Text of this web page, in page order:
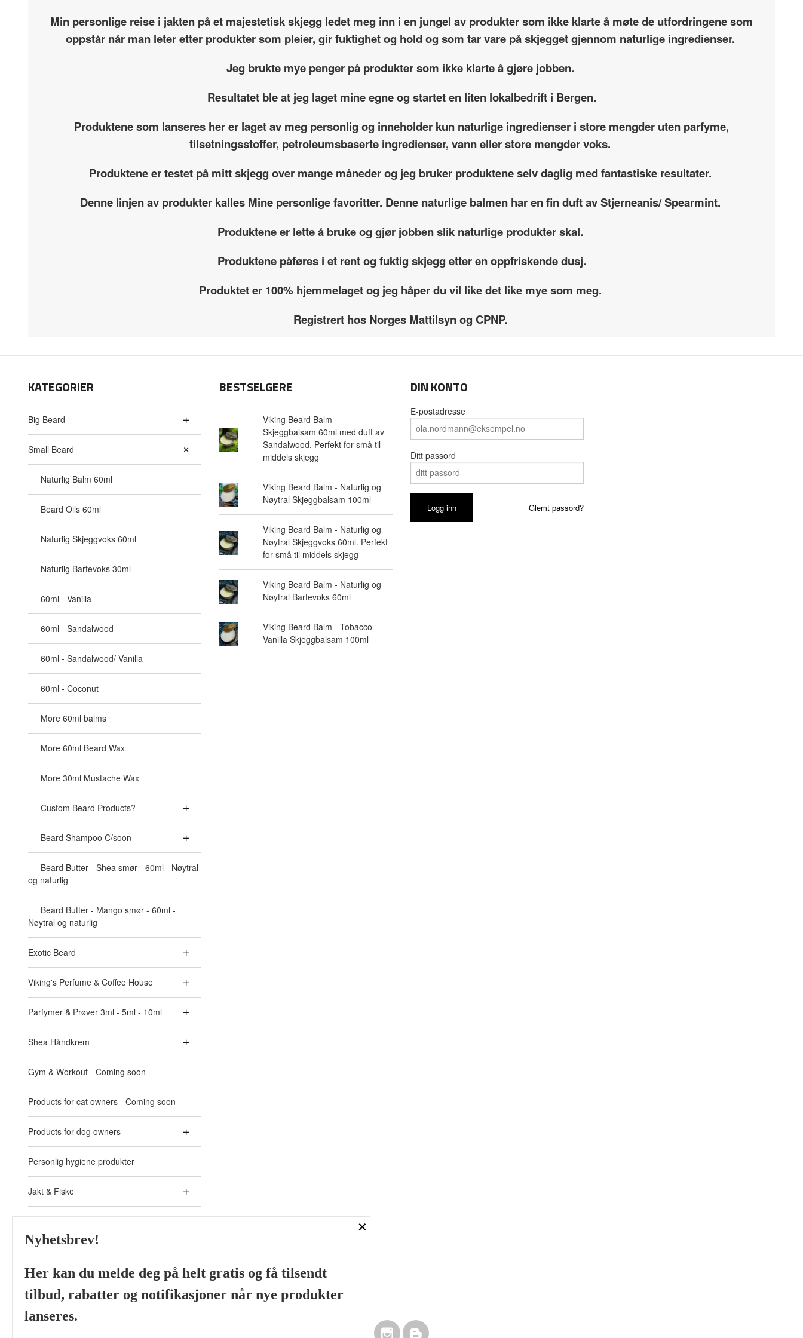
Min personlige reise i jakten på et majestetisk skjegg ledet meg inn i en jungel av produkter som ikke klarte å møte de utfordringene som
oppstår når man leter etter produkter som pleier, gir fuktighet og hold og som tar vare på skjegget gjennom naturlige ingredienser.
Jeg brukte mye penger på produkter som ikke klarte å gjøre jobben.
Resultatet ble at jeg laget mine egne og startet en liten lokalbedrift i Bergen.
Produktene som lanseres her er laget av meg personlig og inneholder kun naturlige ingredienser i store mengder uten parfyme,
tilsetningsstoffer, petroleumsbaserte ingredienser, vann eller store mengder voks.
Produktene er testet på mitt skjegg over mange måneder og jeg bruker produktene selv daglig med fantastiske resultater.
Denne linjen av produkter kalles Mine personlige favoritter. Denne naturlige balmen har en fin duft av Stjerneanis/ Spearmint.
Produktene er lette å bruke og gjør jobben slik naturlige produkter skal.
Produktene påføres i et rent og fuktig skjegg etter en oppfriskende dusj.
Produktet er 100% hjemmelaget og jeg håper du vil like det like mye som meg.
Registrert hos Norges Mattilsyn og CPNP.
KATEGORIER
Big Beard
Small Beard
Naturlig Balm 60ml
Beard Oils 60ml
Naturlig Skjeggvoks 60ml
Naturlig Bartevoks 30ml
60ml - Vanilla
60ml - Sandalwood
60ml - Sandalwood/ Vanilla
60ml - Coconut
More 60ml balms
More 60ml Beard Wax
More 30ml Mustache Wax
Custom Beard Products?
Beard Shampoo C/soon
Beard Butter - Shea smør - 60ml - Nøytral
og naturlig
Beard Butter - Mango smør - 60ml -
Nøytral og naturlig
Exotic Beard
Viking's Perfume & Coffee House
Parfymer & Prøver 3ml - 5ml - 10ml
Shea Håndkrem
Gym & Workout - Coming soon
Products for cat owners - Coming soon
Products for dog owners
Personlig hygiene produkter
Jakt & Fiske
Akvaristikk - Aquarium
Skjeggprodukter fra ulike
BESTSELGERE
Viking Beard Balm -
Skjeggbalsam 60ml med duft av
Sandalwood. Perfekt for små til
middels skjegg
Viking Beard Balm - Naturlig og
Nøytral Skjeggbalsam 100ml
Viking Beard Balm - Naturlig og
Nøytral Skjeggvoks 60ml. Perfekt
for små til middels skjegg
Viking Beard Balm - Naturlig og
Nøytral Bartevoks 60ml
Viking Beard Balm - Tobacco
Vanilla Skjeggbalsam 100ml
DIN KONTO
E-postadresse
Ditt passord
Glemt passord?
×
Nyhetsbrev!
Her kan du melde deg på helt gratis og få tilsendt
tilbud, rabatter og notifikasjoner når nye produkter
lanseres.